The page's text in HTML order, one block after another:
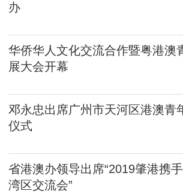
办
华侨华人文化交流合作暨粤港澳
展大会开幕
邓永忠出席广州市天河区港澳青
仪式
省港澳办领导出席“2019肇港携
湾区交流会”